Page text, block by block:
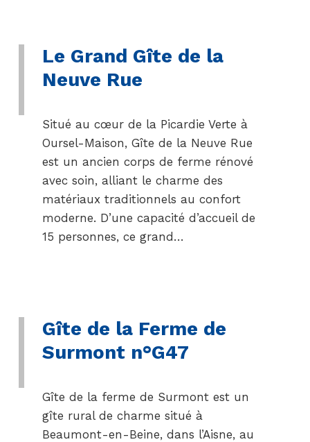
Le Grand Gîte de la
Neuve Rue
Situé au cœur de la Picardie Verte à
Oursel-Maison, Gîte de la Neuve Rue
est un ancien corps de ferme rénové
avec soin, alliant le charme des
matériaux traditionnels au confort
moderne. D’une capacité d’accueil de
15 personnes, ce grand…
Gîte de la Ferme de
Surmont n°G47
Gîte de la ferme de Surmont est un
gîte rural de charme situé à
Beaumont-en-Beine, dans l’Aisne, au